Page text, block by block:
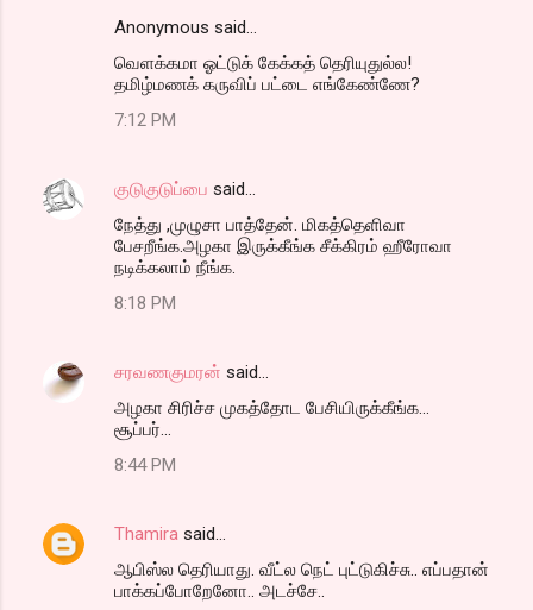
Anonymous said…
வெளக்கமா ஓட்டுக் கேக்கத் தெரியுதுல்ல!
தமிழ்மணக் கருவிப் பட்டை எங்கேண்ணே?
7:12 PM
குடுகுடுப்பை said…
நேத்து ,முழுசா பாத்தேன். மிகத்தெளிவா
பேசறீங்க.அழகா இருக்கீங்க சீக்கிரம் ஹீரோவா
நடிக்கலாம் நீங்க.
8:18 PM
சரவணகுமரன் said…
அழகா சிரிச்ச முகத்தோட பேசியிருக்கீங்க...
சூப்பர்...
8:44 PM
Thamira said…
ஆபிஸ்ல தெரியாது. வீட்ல நெட் புட்டுகிச்சு.. எப்பதான்
பாக்கப்போறேனோ.. அடச்சே..